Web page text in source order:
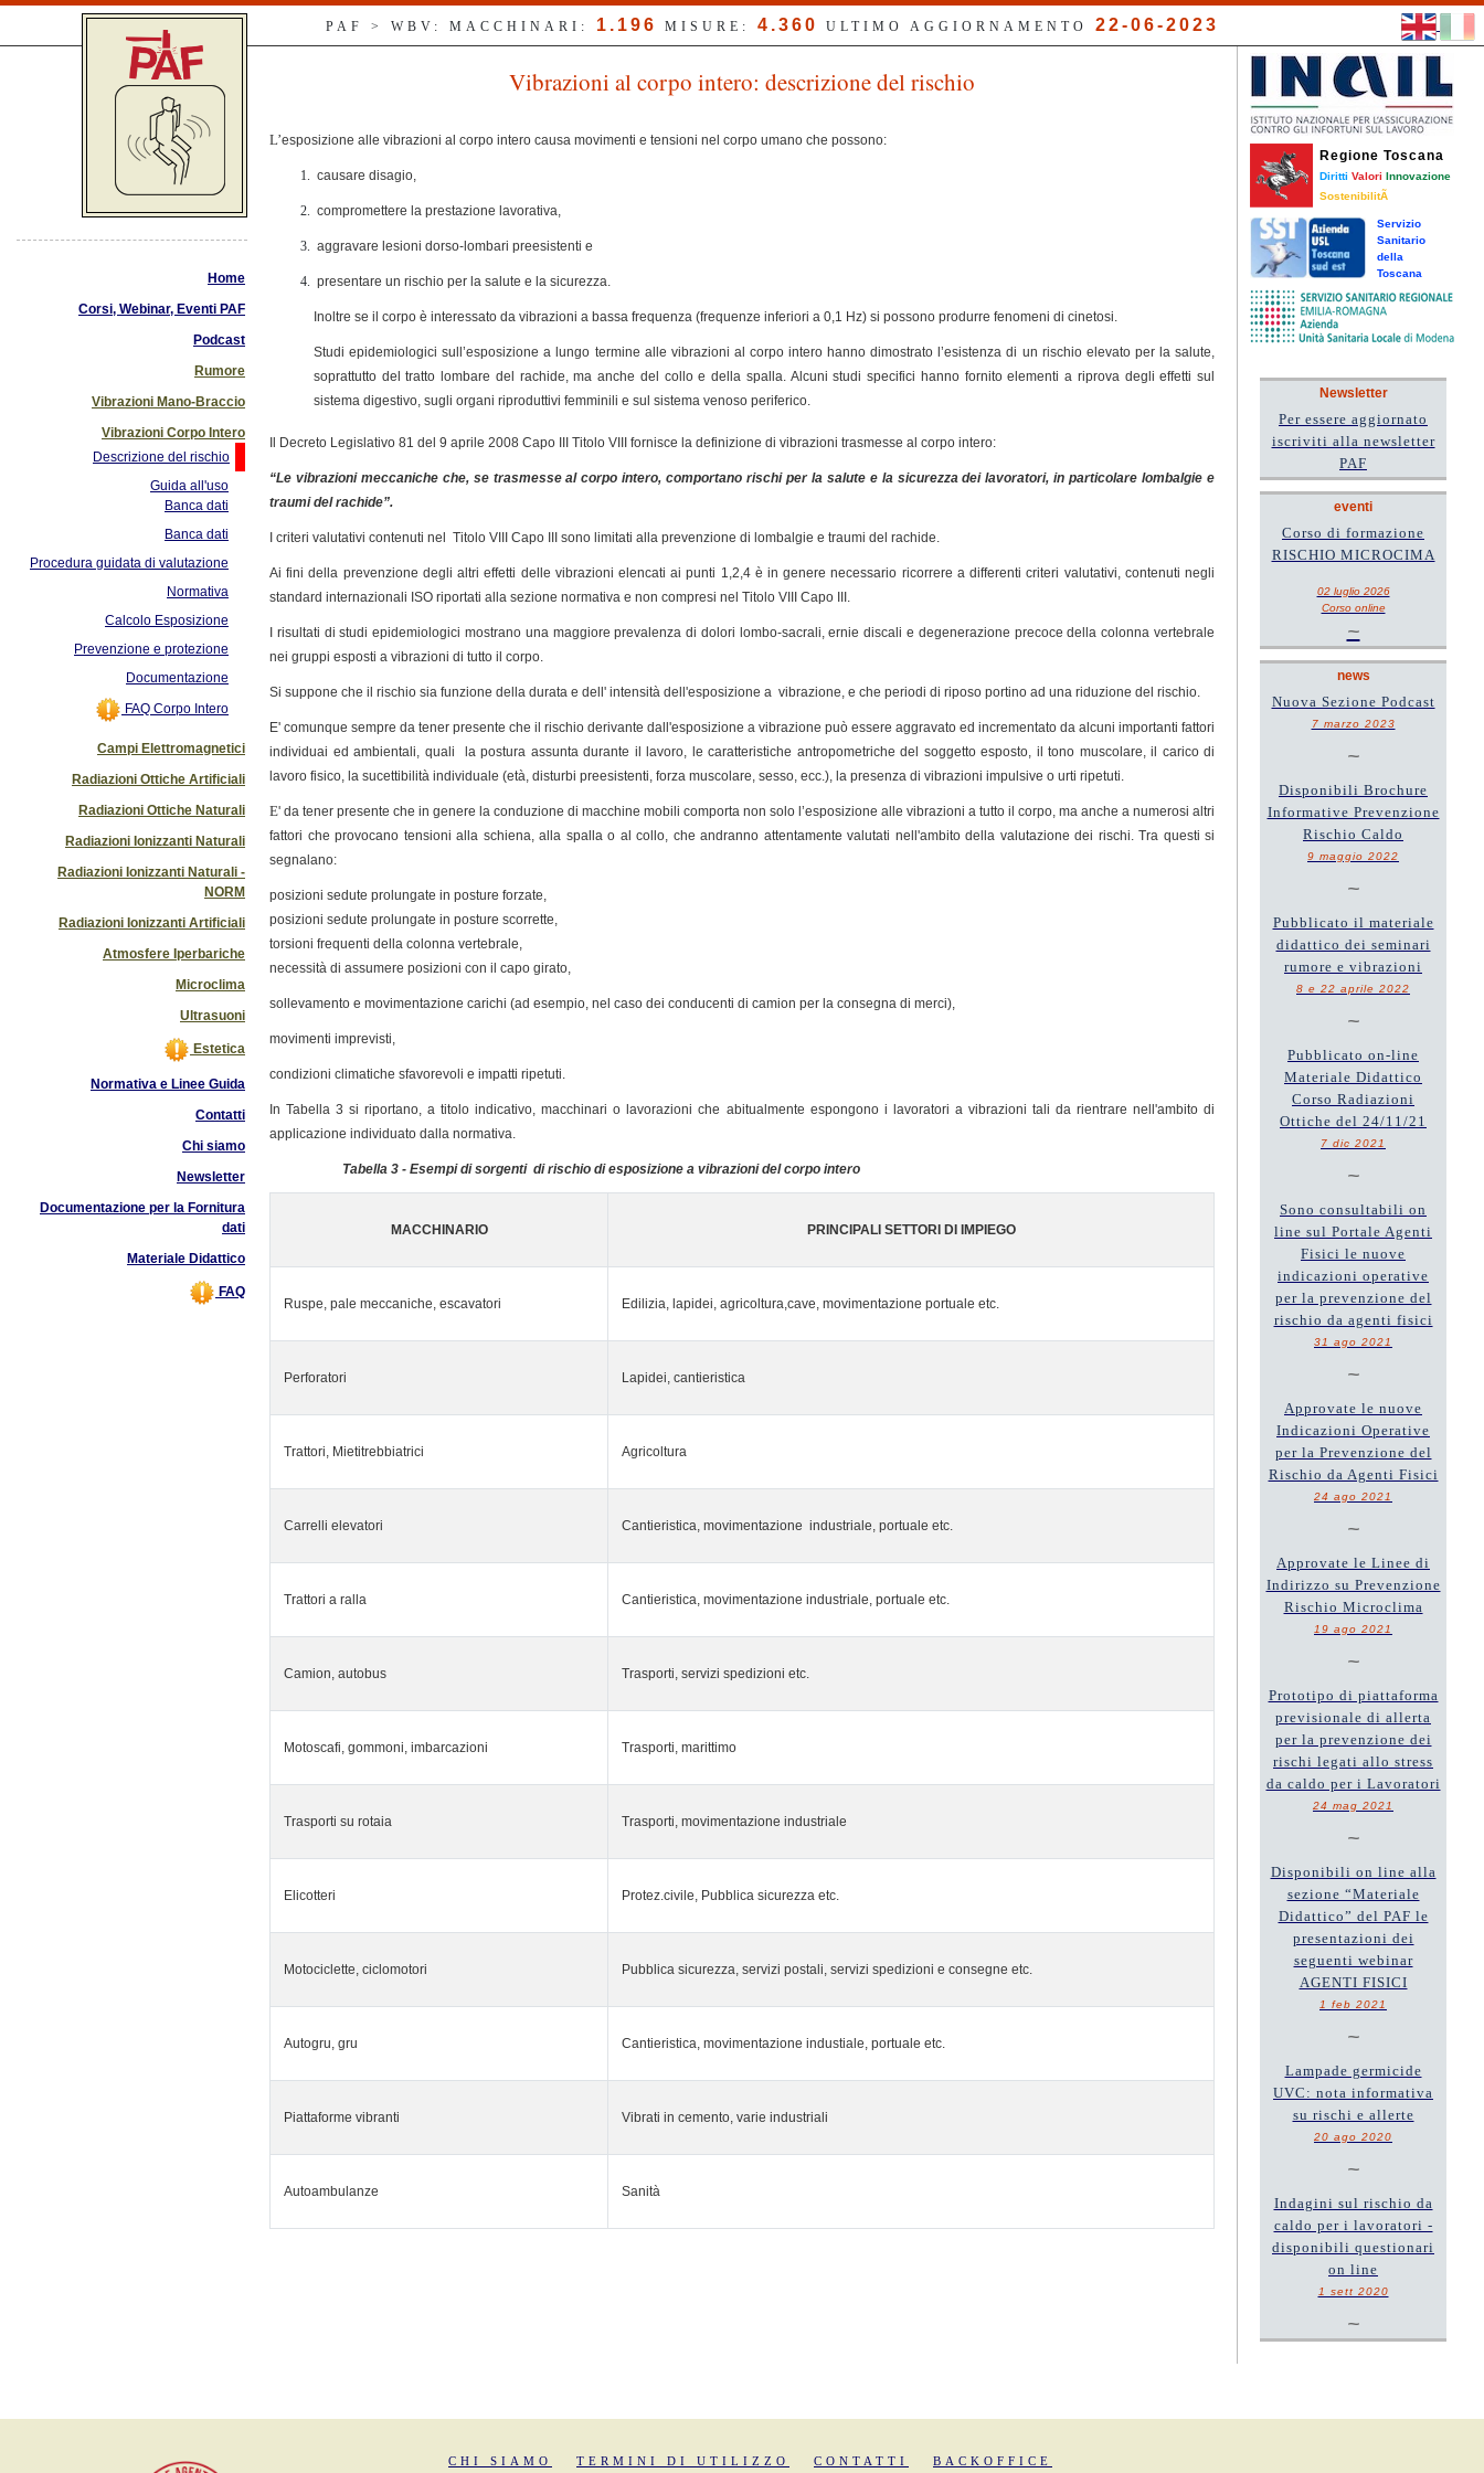
PAF > WBV: MACCHINARI: 1.196 MISURE: 4.360 ULTIMO AGGIORNAMENTO 22-06-2023
Home
Corsi, Webinar, Eventi PAF
Podcast
Rumore
Vibrazioni Mano-Braccio
Vibrazioni Corpo Intero
Descrizione del rischio
Guida all'uso
Banca dati
Banca dati
Procedura guidata di valutazione
Normativa
Calcolo Esposizione
Prevenzione e protezione
Documentazione
FAQ Corpo Intero
Campi Elettromagnetici
Radiazioni Ottiche Artificiali
Radiazioni Ottiche Naturali
Radiazioni Ionizzanti Naturali
Radiazioni Ionizzanti Naturali -
NORM
Radiazioni Ionizzanti Artificiali
Atmosfere Iperbariche
Microclima
Ultrasuoni
Estetica
Normativa e Linee Guida
Contatti
Chi siamo
Newsletter
Documentazione per la Fornitura
dati
Materiale Didattico
FAQ
Vibrazioni al corpo intero: descrizione del rischio
L’esposizione alle vibrazioni al corpo intero causa movimenti e tensioni nel corpo umano che possono:
causare disagio,
compromettere la prestazione lavorativa,
aggravare lesioni dorso-lombari preesistenti e
presentare un rischio per la salute e la sicurezza.
Inoltre se il corpo è interessato da vibrazioni a bassa frequenza (frequenze inferiori a 0,1 Hz) si possono produrre fenomeni di cinetosi.
Studi epidemiologici sull’esposizione a lungo termine alle vibrazioni al corpo intero hanno dimostrato l’esistenza di un rischio elevato per la salute,
soprattutto del tratto lombare del rachide, ma anche del collo e della spalla. Alcuni studi specifici hanno fornito elementi a riprova degli effetti sul
sistema digestivo, sugli organi riproduttivi femminili e sul sistema venoso periferico.
Decreto Legislativo 81 del 9 aprile 2008 Capo III Titolo VIII fornisce la definizione di vibrazioni trasmesse al corpo intero:
“Le vibrazioni meccaniche che, se trasmesse al corpo intero, comportano rischi per la salute e la sicurezza dei lavoratori, in particolare lombalgie e
traumi del rachide”.
I criteri valutativi contenuti nel Titolo VIII Capo III sono limitati alla prevenzione di lombalgie e traumi del rachide.
Ai fini della prevenzione degli altri effetti delle vibrazioni elencati ai punti 1,2,4 è in genere necessario ricorrere a differenti criteri valutativi, contenuti negli
standard internazionali ISO riportati alla sezione normativa e non compresi nel Titolo VIII Capo III.
I risultati di studi epidemiologici mostrano una maggiore prevalenza di dolori lombo-sacrali, ernie discali e degenerazione precoce della colonna vertebrale
nei gruppi esposti a vibrazioni di tutto il corpo.
Si suppone che il rischio sia funzione della durata e dell' intensità dell'esposizione a vibrazione, e che periodi di riposo portino ad una riduzione del rischio.
E' comunque sempre da tener presente che il rischio derivante dall'esposizione a vibrazione può essere aggravato ed incrementato da alcuni importanti fattori
individuai ed ambientali, quali la postura assunta durante il lavoro, le caratteristiche antropometriche del soggetto esposto, il tono muscolare, il carico di
lavoro fisico, la sucettibilità individuale (età, disturbi preesistenti, forza muscolare, sesso, ecc.), la presenza di vibrazioni impulsive o urti ripetuti.
E' da tener presente che in genere la conduzione di macchine mobili comporta non solo l’esposizione alle vibrazioni a tutto il corpo, ma anche a numerosi altri
fattori che provocano tensioni alla schiena, alla spalla o al collo, che andranno attentamente valutati nell'ambito della valutazione dei rischi. Tra questi si
segnalano:
posizioni sedute prolungate in posture forzate,
posizioni sedute prolungate in posture scorrette,
torsioni frequenti della colonna vertebrale,
necessità di assumere posizioni con il capo girato,
sollevamento e movimentazione carichi (ad esempio, nel caso dei conducenti di camion per la consegna di merci),
movimenti imprevisti,
condizioni climatiche sfavorevoli e impatti ripetuti.
In Tabella 3 si riportano, a titolo indicativo, macchinari o lavorazioni che abitualmente espongono i lavoratori a vibrazioni tali da rientrare nell'ambito di
applicazione individuato dalla normativa.
Tabella 3 - Esempi di sorgenti di rischio di esposizione a vibrazioni del corpo intero
MACCHINARIO PRINCIPALI SETTORI DI IMPIEGO
Ruspe, pale meccaniche, escavatori Edilizia, lapidei, agricoltura,cave, movimentazione portuale etc.
Perforatori Lapidei, cantieristica
Trattori, Mietitrebbiatrici Agricoltura
Carrelli elevatori Cantieristica, movimentazione industriale, portuale etc.
Trattori a ralla Cantieristica, movimentazione industriale, portuale etc.
Camion, autobus Trasporti, servizi spedizioni etc.
Motoscafi, gommoni, imbarcazioni Trasporti, marittimo
Trasporti su rotaia Trasporti, movimentazione industriale
Elicotteri Protez.civile, Pubblica sicurezza etc.
Motociclette, ciclomotori Pubblica sicurezza, servizi postali, servizi spedizioni e consegne etc.
Autogru, gru Cantieristica, movimentazione industiale, portuale etc.
Piattaforme vibranti Vibrati in cemento, varie industriali
Autoambulanze Sanità
Regione Toscana
Diritti Valori Innovazione
SostenibilitÃ
Servizio
Sanitario
della
Toscana
Newsletter
Per essere aggiornato
iscriviti alla newsletter
PAF
eventi
Corso di formazione
RISCHIO MICROCIMA
02 luglio 2026
Corso online
~
news
Nuova Sezione Podcast
7 marzo 2023
~
Disponibili Brochure
Informative Prevenzione
Rischio Caldo
9 maggio 2022
~
Pubblicato il materiale
didattico dei seminari
rumore e vibrazioni
8 e 22 aprile 2022
~
Pubblicato on-line
Materiale Didattico
Corso Radiazioni
Ottiche del 24/11/21
7 dic 2021
~
Sono consultabili on
line sul Portale Agenti
Fisici le nuove
indicazioni operative
per la prevenzione del
rischio da agenti fisici
31 ago 2021
~
Approvate le nuove
Indicazioni Operative
per la Prevenzione del
Rischio da Agenti Fisici
24 ago 2021
~
Approvate le Linee di
Indirizzo su Prevenzione
Rischio Microclima
19 ago 2021
~
Prototipo di piattaforma
previsionale di allerta
per la prevenzione dei
rischi legati allo stress
da caldo per i Lavoratori
24 mag 2021
~
Disponibili on line alla
sezione “Materiale
Didattico” del PAF le
presentazioni dei
seguenti webinar
AGENTI FISICI
1 feb 2021
~
Lampade germicide
UVC: nota informativa
su rischi e allerte
20 ago 2020
~
Indagini sul rischio da
caldo per i lavoratori -
disponibili questionari
on line
1 sett 2020
~
CHI SIAMO TERMINI DI UTILIZZO CONTATTI BACKOFFICE